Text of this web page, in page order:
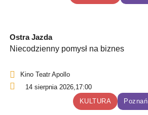
Ostra Jazda
Niecodzienny pomysł na biznes
Kino Teatr Apollo
14 sierpnia 2026,17:00
KULTURA
Poznań